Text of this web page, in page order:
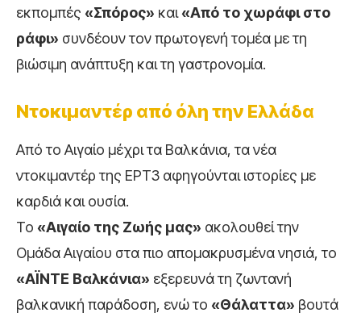
εκπομπές «Σπόρος» και«Από το χωράφι στο
ράφι» συνδέουν τον πρωτογενή τομέα με τη
βιώσιμη ανάπτυξη και τη γαστρονομία.
Ντοκιμαντέρ από όλη την Ελλάδα
Από το Αιγαίο μέχρι τα Βαλκάνια, τα νέα
ντοκιμαντέρ της ΕΡΤ3 αφηγούνται ιστορίες με
καρδιά και ουσία.
Το «Αιγαίο της Ζωής μας» ακολουθεί την
Ομάδα Αιγαίου στα πιο απομακρυσμένα νησιά, το
«ΑΪΝΤΕ Βαλκάνια» εξερευνά τη ζωντανή
βαλκανική παράδοση, ενώ το «Θάλαττα» βουτά